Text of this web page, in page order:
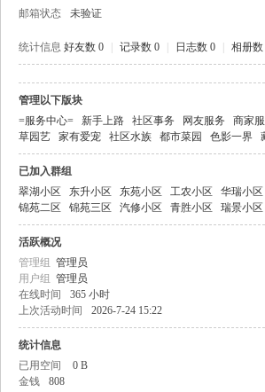
邮箱状态
未验证
统计信息 好友数 0 记录数 0 日志数 0 相册数
管理以下版块
=服务中心=
新手上路 社区事务 网友服务 商家
草园艺
家有爱宠 社区水族 都市菜园 色影一界
已加入群组
翠湖小区
东升小区 东苑小区 工农小区 华瑞小区
锦苑二区
锦苑三区 汽修小区 青胜小区 瑞景小区
活跃概况
管理组 管理员
用户组 管理员
在线时间
365 小时
上次活动时间
2026-7-24 15:22
统计信息
已用空间
0 B
金钱
808